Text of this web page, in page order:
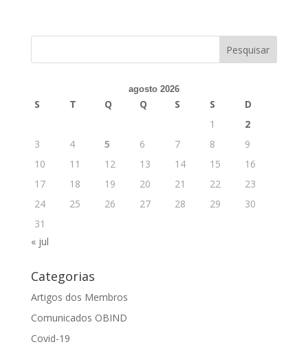
agosto 2026
S T Q Q S S
D
1
2
3
4 5 6 7 8
9
10
11 12 13 14 15
16
17
18 19 20 21 22
23
24
25 26 27 28 29
30
31
« jul
Categorias
Artigos dos Membros
Comunicados OBIND
Covid-19